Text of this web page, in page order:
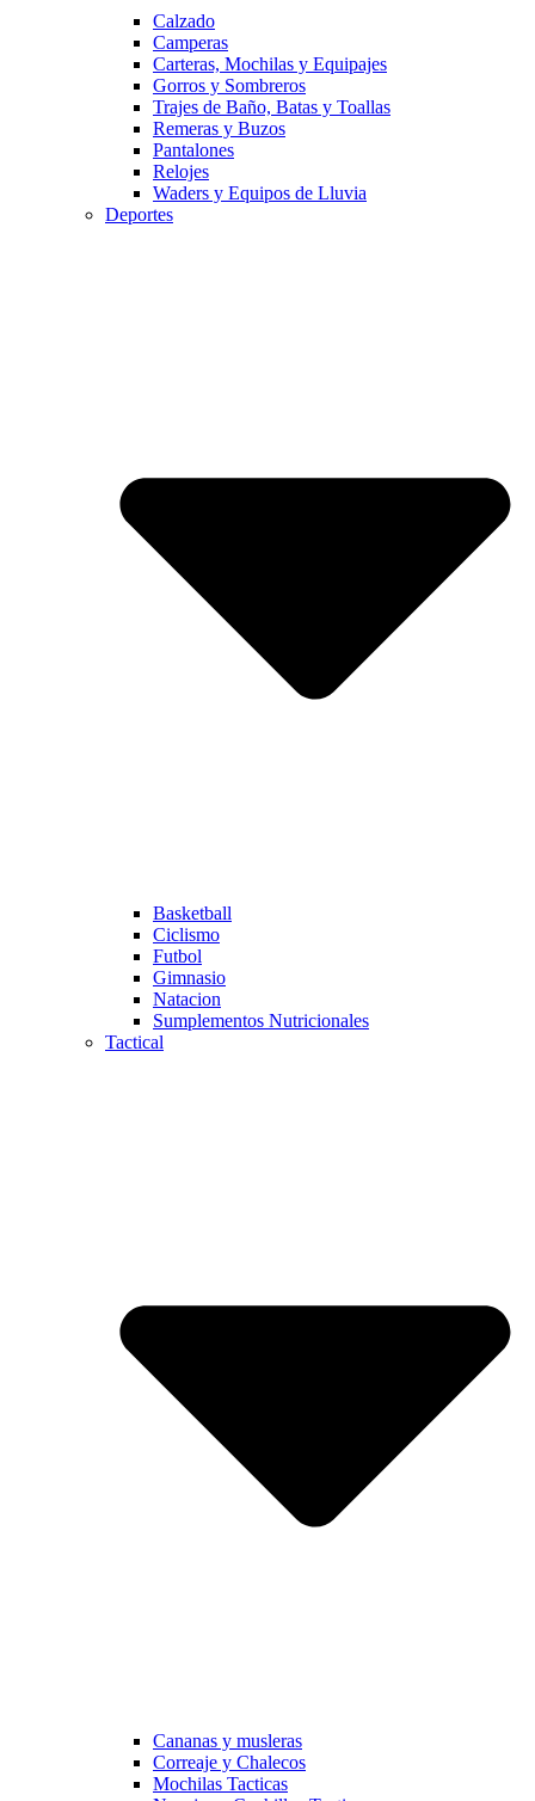
Calzado
Camperas
Carteras, Mochilas y Equipajes
Gorros y Sombreros
Trajes de Baño, Batas y Toallas
Remeras y Buzos
Pantalones
Relojes
Waders y Equipos de Lluvia
Deportes
Basketball
Ciclismo
Futbol
Gimnasio
Natacion
Sumplementos Nutricionales
Tactical
Cananas y musleras
Correaje y Chalecos
Mochilas Tacticas